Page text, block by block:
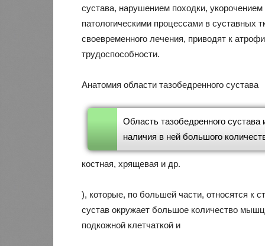
сустава, нарушением походки,
патологическими процессами в суставных
своевременного лечения, приводят к
трудоспособности.
Анатомия области тазобедренного сустава
Область тазобедренного
наличия в ней большого
костная, хрящевая и др.
), которые, по большей части, относятся к
сустав окружает большое количество
подкожной клетчаткой и